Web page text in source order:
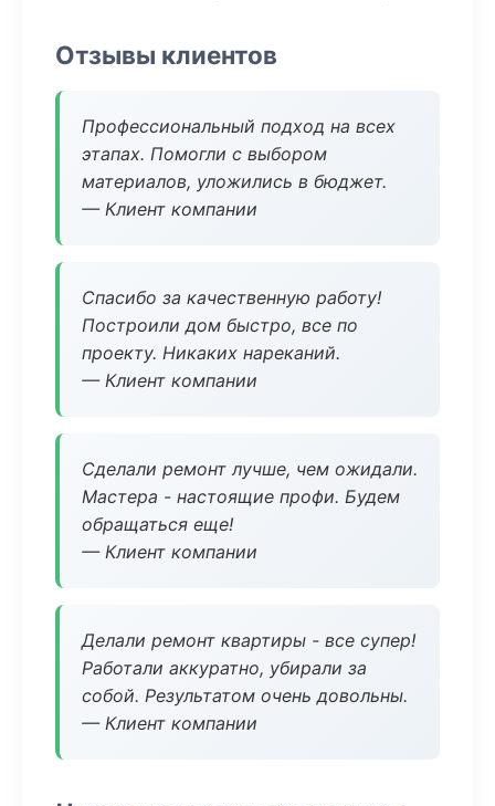
Отзывы клиентов
Профессиональный подход на всех
этапах. Помогли с выбором
материалов, уложились в бюджет.
— Клиент компании
Спасибо за качественную работу!
Построили дом быстро, все по
проекту. Никаких нареканий.
— Клиент компании
Сделали ремонт лучше, чем ожидали.
Мастера - настоящие профи. Будем
обращаться еще!
— Клиент компании
Делали ремонт квартиры - все супер!
Работали аккуратно, убирали за
собой. Результатом очень довольны.
— Клиент компании